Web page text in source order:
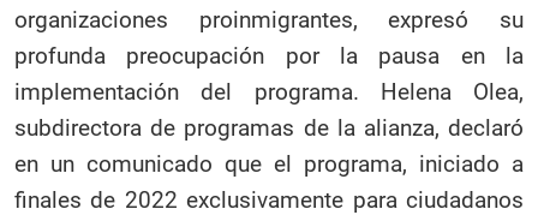
organizaciones proinmigrantes, expresó su
profunda preocupación por la pausa en la
implementación del programa. Helena Olea,
subdirectora de programas de la alianza, declaró
en un comunicado que el programa, iniciado a
finales de 2022 exclusivamente para ciudadanos